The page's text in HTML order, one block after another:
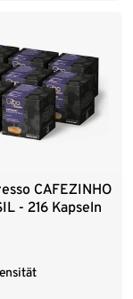
CAFEZINHO
- 216 Kapseln